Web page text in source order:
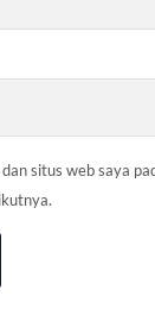
situs web saya